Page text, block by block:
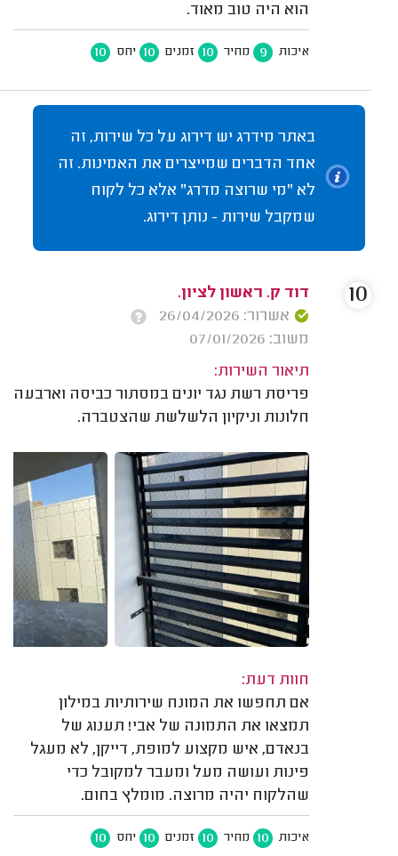
הוא היה טוב מאוד.
איכות 9 מחיר 10 זמנים 10 יחס 10
באתר מידרג יש דירוג על כל שירות, זה
אחד הדברים שמייצרים את האמינות. זה
לא "מי שרוצה מדרג" אלא כל לקוח
שמקבל שירות - נותן דירוג.
דוד ק. ראשון לציון.
אשרור: 26/04/2026
משוב: 07/01/2026
תיאור השירות:
פריסת רשת נגד יונים במסתור כביסה וארבעה
חלונות וניקיון הלשלשת שהצטברה.
חוות דעת:
אם תחפשו את המונח שירותיות במילון
תמצאו את התמונה של אבי! תענוג של
בנאדם, איש מקצוע למופת, דייקן, לא מעגל
פינות ועושה מעל ומעבר למקובל כדי
שהלקוח יהיה מרוצה. מומלץ בחום.
איכות 10 מחיר 10 זמנים 10 יחס 10
10